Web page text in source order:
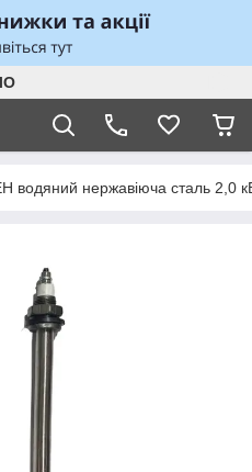
водяний нержавіюча сталь 2,0